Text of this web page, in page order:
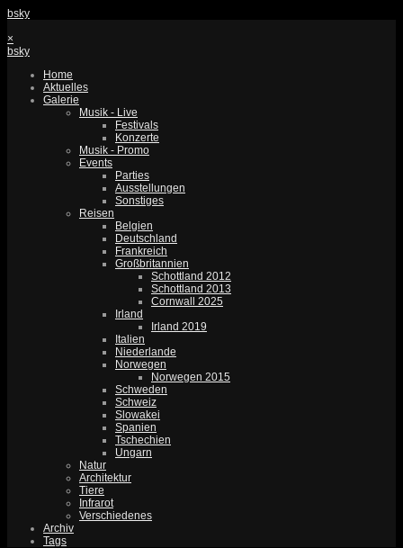
bsky
×
bsky
Home
Aktuelles
Galerie
Musik - Live
Festivals
Konzerte
Musik - Promo
Events
Parties
Ausstellungen
Sonstiges
Reisen
Belgien
Deutschland
Frankreich
Großbritannien
Schottland 2012
Schottland 2013
Cornwall 2025
Irland
Irland 2019
Italien
Niederlande
Norwegen
Norwegen 2015
Schweden
Schweiz
Slowakei
Spanien
Tschechien
Ungarn
Natur
Architektur
Tiere
Infrarot
Verschiedenes
Archiv
Tags